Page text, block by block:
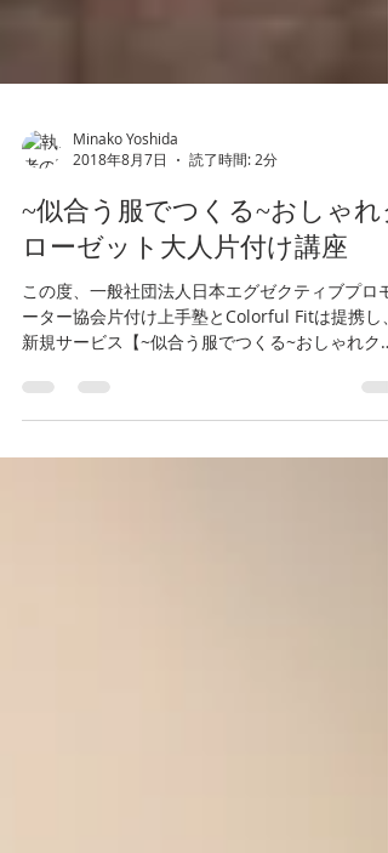
Minako Yoshida
2018年8月7日
読了時間: 2分
~似合う服でつくる~おしゃれ
ローゼット大人片付け講座
この度、一般社団法人日本エグゼクティブプロモ
ーター協会片付け上手塾とColorful Fitは提携し、
ディアでも大活躍の高橋和子先生の「大人片付け